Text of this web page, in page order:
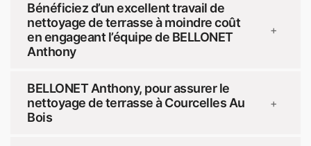
Bénéficiez d’un excellent travail de
nettoyage de terrasse à moindre coût
en engageant l’équipe de BELLONET
Anthony
+
BELLONET Anthony, pour assurer le
nettoyage de terrasse à Courcelles Au
Bois
+